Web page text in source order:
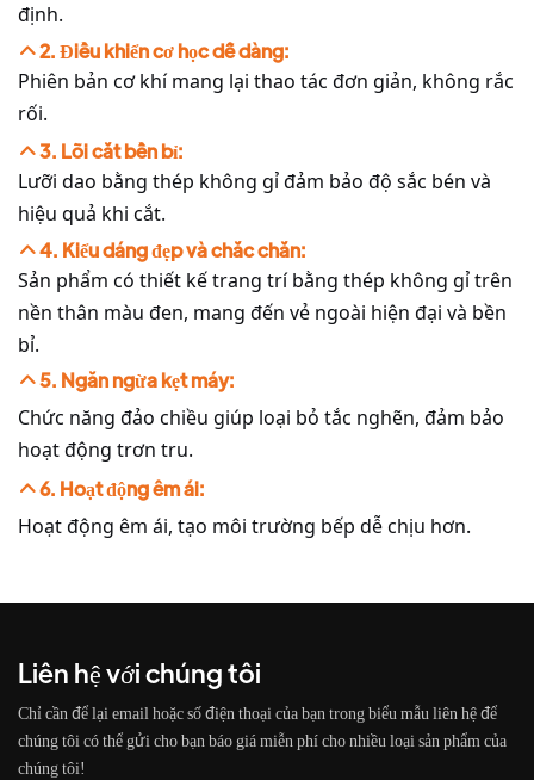
định.
2. Điều khiển cơ học dễ dàng:
Phiên bản cơ khí mang lại thao tác đơn giản, không rắc
rối.
3. Lõi cắt bền bỉ:
Lưỡi dao bằng thép không gỉ đảm bảo độ sắc bén và
hiệu quả khi cắt.
4. Kiểu dáng đẹp và chắc chắn:
Sản phẩm có thiết kế trang trí bằng thép không gỉ trên
nền thân màu đen, mang đến vẻ ngoài hiện đại và bền
bỉ.
5. Ngăn ngừa kẹt máy:
Chức năng đảo chiều giúp loại bỏ tắc nghẽn, đảm bảo
hoạt động trơn tru.
6. Hoạt động êm ái:
Hoạt động êm ái, tạo môi trường bếp dễ chịu hơn.
Liên hệ với chúng tôi
Chỉ cần để lại email hoặc số điện thoại của bạn trong biểu mẫu liên hệ để
chúng tôi có thể gửi cho bạn báo giá miễn phí cho nhiều loại sản phẩm của
chúng tôi!